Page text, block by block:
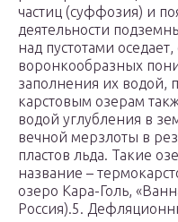
частиц (суффозия) и
деятельности
над пустотами
воронкообразных
заполнения их водой,
карстовым озерам
водой углубления в
вечной мерзлоты в
пластов льда. Такие
название –
озеро Кара-Голь,
Россия).5.